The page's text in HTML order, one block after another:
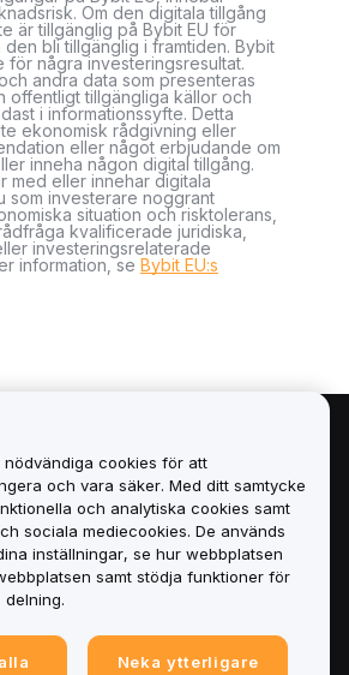
Om den digitala tillgång
är tillgänglig på Bybit EU för
bli tillgänglig i framtiden. Bybit
för några investeringsresultat.
andra data som presenteras
offentligt tillgängliga källor och
i informationssyfte. Detta
ekonomisk rådgivning eller
eller något erbjudande om
inneha någon digital tillgång.
med eller innehar digitala
som investerare noggrant
situation och risktolerans,
kvalificerade juridiska,
investeringsrelaterade
information, se Bybit EU:s
cookies för att
och vara säker. Med ditt samtycke
och analytiska cookies samt
sociala mediecookies. De används
inställningar, se hur webbplatsen
samt stödja funktioner för
Neka ytterligare